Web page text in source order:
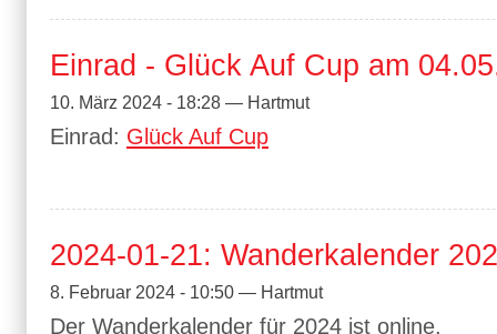
Einrad - Glück Auf Cup am
10. März 2024 - 18:28 — Hartmut
Einrad: Glück Auf Cup
2024-01-21: Wanderkalender
8. Februar 2024 - 10:50 — Hartmut
Der Wanderkalender für 2024 ist online.